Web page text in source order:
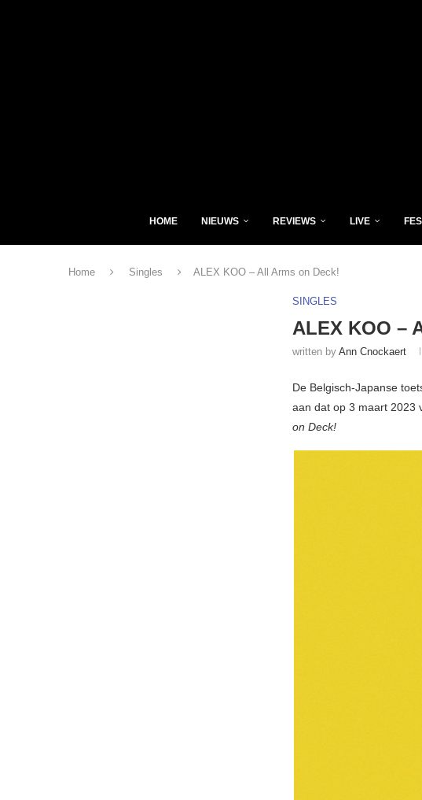
HOME NIEUWS REVIEWS LIVE
Home Singles ALEX KOO – All Arms on Deck!
SINGLES
ALEX KOO –
written by Ann Cnockaert
De Belgisch-Japanse
aan dat op 3 maart 2023
on Deck!